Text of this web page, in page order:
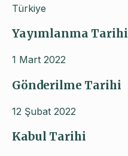
Türkiye
Yayımlanma Tarihi
1 Mart 2022
Gönderilme Tarihi
12 Şubat 2022
Kabul Tarihi